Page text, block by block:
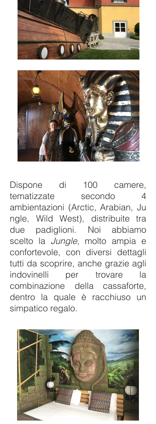
Dispone di 100 camere,
tematizzate secondo 4
ambientazioni (Arctic, Arabian, Ju
ngle, Wild West), distribuite tra
due padiglioni. Noi abbiamo
scelto la Jungle, molto ampia e
confortevole, con diversi dettagli
tutti da scoprire, anche grazie agli
indovinelli per trovare la
combinazione della cassaforte,
dentro la quale è racchiuso un
simpatico regalo.